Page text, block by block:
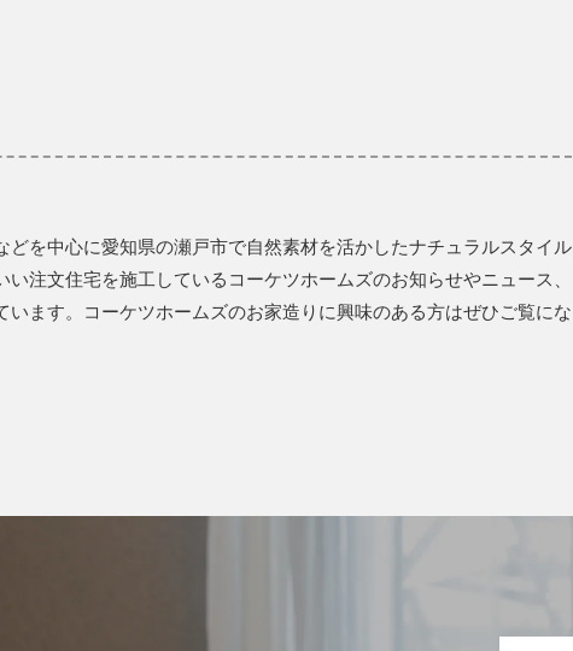
を中心に愛知県の瀬戸市で自然素材を活かしたナチュラルスタイル
注文住宅を施工しているコーケツホームズのお知らせやニュース、
います。コーケツホームズのお家造りに興味のある方はぜひご覧にな